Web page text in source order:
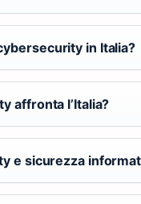
in Italia?
affronta l’Italia?
e sicurezza